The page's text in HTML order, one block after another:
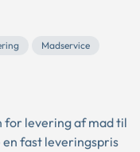
Madservice
for levering af mad til
fast leveringspris